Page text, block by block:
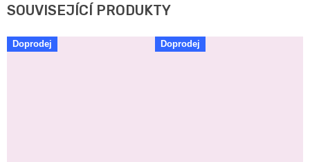
SOUVISEJÍCÍ PRODUKTY
Doprodej Doprodej